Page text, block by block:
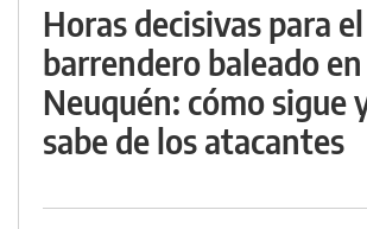
Horas decisivas para el
barrendero baleado en
Neuquén: cómo sigue
sabe de los atacantes